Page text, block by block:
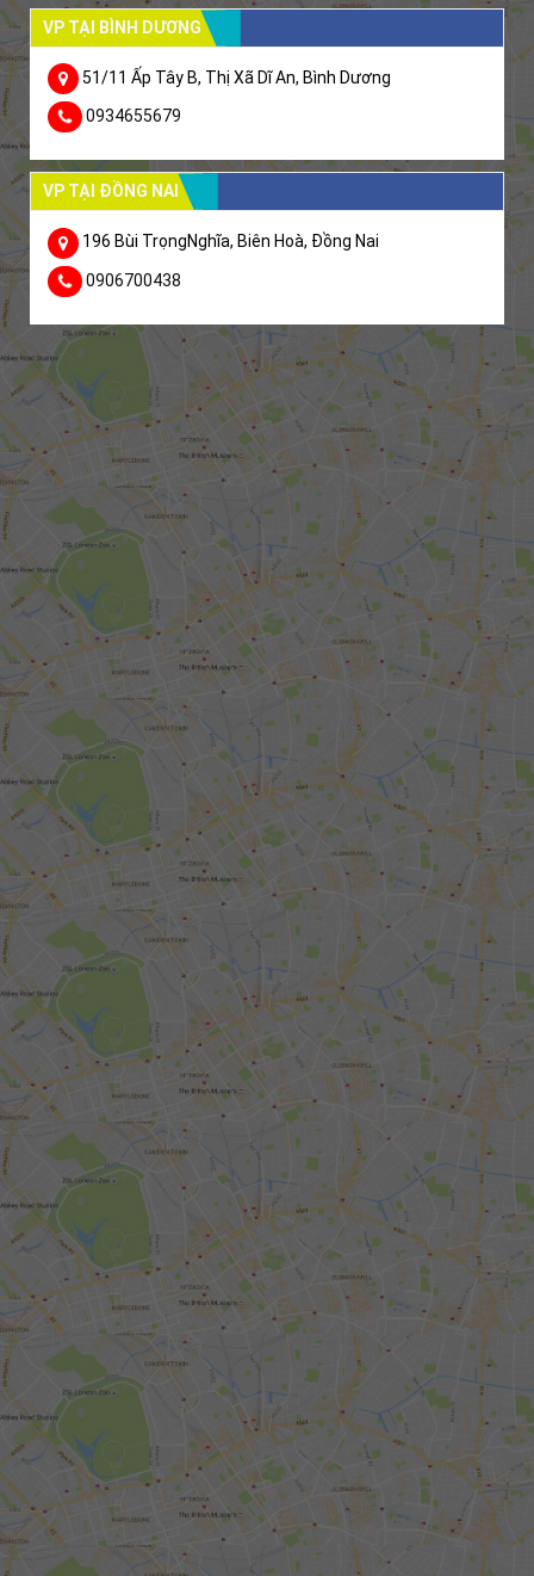
VP TẠI BÌNH DƯƠNG
51/11 Ấp Tây B, Thị Xã Dĩ An, Bình Dương
0934655679
VP TẠI ĐỒNG NAI
196 Bùi TrọngNghĩa, Biên Hoà, Đồng Nai
0906700438